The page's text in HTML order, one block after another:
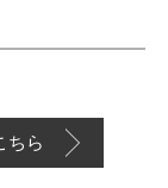
ちら